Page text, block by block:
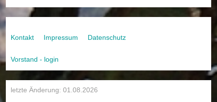
Kontakt Impressum Datenschutz
Vorstand - login
letzte Änderung: 01.08.2026